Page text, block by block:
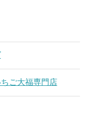
ご大福専門店